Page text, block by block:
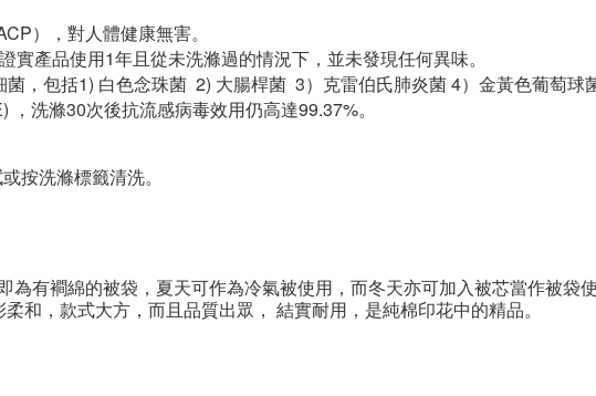
），對人體健康無害。
實產品使用1年且從未洗滌過的情況下，並未發現任何異味。
菌，包括1) 白色念珠菌 2) 大腸桿菌 3）克雷伯氏肺炎菌4）金黃色葡萄球
，洗滌30次後抗流感病毒效用仍高達99.37%。
按洗滌標籤清洗。
為有襇綿的被袋，夏天可作為冷氣被使用，而冬天亦可加入被芯當作被袋
和，款式大方，而且品質出眾， 結實耐用，是純棉印花中的精品。